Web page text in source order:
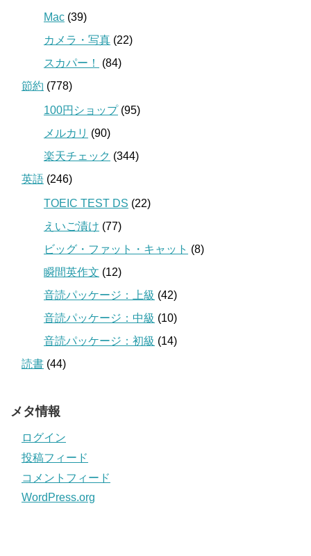
Mac (39)
カメラ・写真 (22)
スカパー！
(84)
節約 (778)
100円ショップ(95)
メルカリ (90)
楽天チェック (344)
英語 (246)
TOEIC TEST DS (22)
えいご漬け (77)
ビッグ・ファット・キャット (8)
瞬間英作文 (12)
音読パッケージ：上級 (42)
音読パッケージ：中級 (10)
音読パッケージ：初級 (14)
読書 (44)
メタ情報
ログイン
投稿フィード
コメントフィード
WordPress.org